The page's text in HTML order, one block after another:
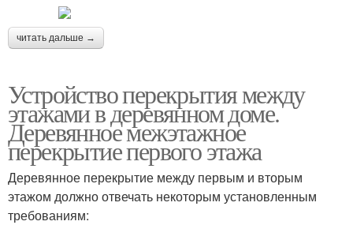
читать дальше →
Устройство перекрытия между
этажами в деревянном доме.
Деревянное межэтажное
перекрытие первого этажа
Деревянное перекрытие между первым и вторым
этажом должно отвечать некоторым установленным
требованиям: